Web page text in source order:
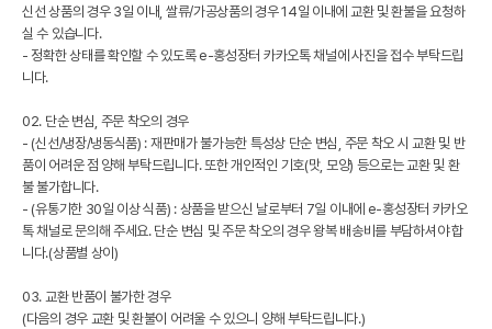
신선 상품의 경우 3일 이내, 쌀류/가공상품의 경우 14일 이내에 교환 및 환불을 요청하
실 수 있습니다.
- 정확한 상태를 확인할 수 있도록 e-홍성장터 카카오톡 채널에 사진을 접수 부탁드립
니다.
02. 단순 변심, 주문 착오의 경우
- (신선/냉장/냉동식품) : 재판매가 불가능한 특성상 단순 변심, 주문 착오 시 교환 및 반
품이 어려운 점 양해 부탁드립니다. 또한 개인적인 기호(맛, 모양) 등으로는 교환 및 환
불 불가합니다.
- (유통기한 30일 이상 식품) : 상품을 받으신 날로부터 7일 이내에 e-홍성장터 카카오
톡 채널로 문의해 주세요. 단순 변심 및 주문 착오의 경우 왕복 배송비를 부담하셔야 합
니다.(상품별 상이)
03. 교환 반품이 불가한 경우
(다음의 경우 교환 및 환불이 어려울 수 있으니 양해 부탁드립니다.)